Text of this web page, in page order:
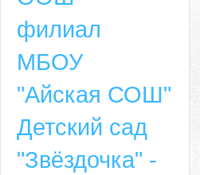
филиал
МБОУ
"Айская СОШ"
Детский сад
"Звёздочка" -